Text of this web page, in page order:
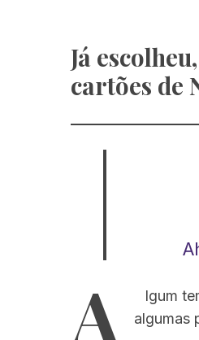
Já
cartões de
A
lgum
algumas